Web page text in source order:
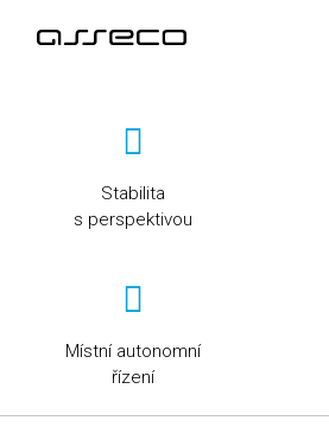
Stabilita
s perspektivou
Místní autonomní
řízení